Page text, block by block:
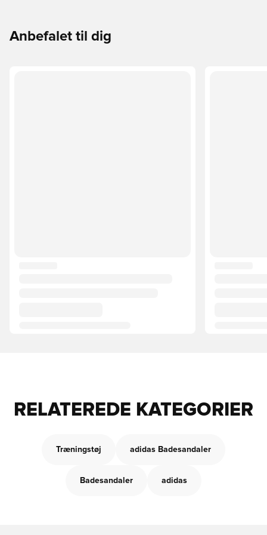
Anbefalet til dig
RELATEREDE KATEGORIER
Træningstøj adidas Badesandaler
Badesandaler adidas